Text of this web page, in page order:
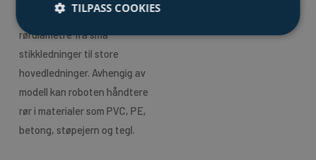
konfigurasjoner, tilpasset
rørdiametre fra små
stikkledninger til store
hovedledninger. Avhengig av
modell kan roboten håndtere
rør i materialer som PVC, PE,
betong, støpejern og tegl.
TILPASS COOKIES